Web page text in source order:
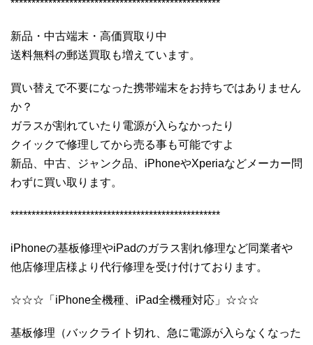
**************************************************
新品・中古端末・高価買取り中
送料無料の郵送買取も増えています。
買い替えで不要になった携帯端末をお持ちではありません
か？
ガラスが割れていたり電源が入らなかったり
クイックで修理してから売る事も可能ですよ
新品、中古、ジャンク品、iPhoneやXperiaなどメーカー問
わずに買い取ります。
**************************************************
iPhoneの基板修理やiPadのガラス割れ修理など同業者や
他店修理店様より代行修理を受け付けております。
☆☆☆「iPhone全機種、iPad全機種対応」☆☆☆
基板修理（バックライト切れ、急に電源が入らなくなった